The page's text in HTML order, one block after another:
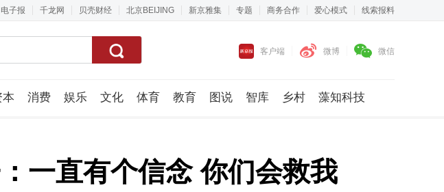
电子报 千龙网 贝壳财经 北京BEIJING 新京雅集 专题 商务合作 爱心模式 线索报料
客户端 微博 微信
本 消费 娱乐 文化 体育 教育 图说 智库 乡村 藻知科技
一直有个信念 你们会救我